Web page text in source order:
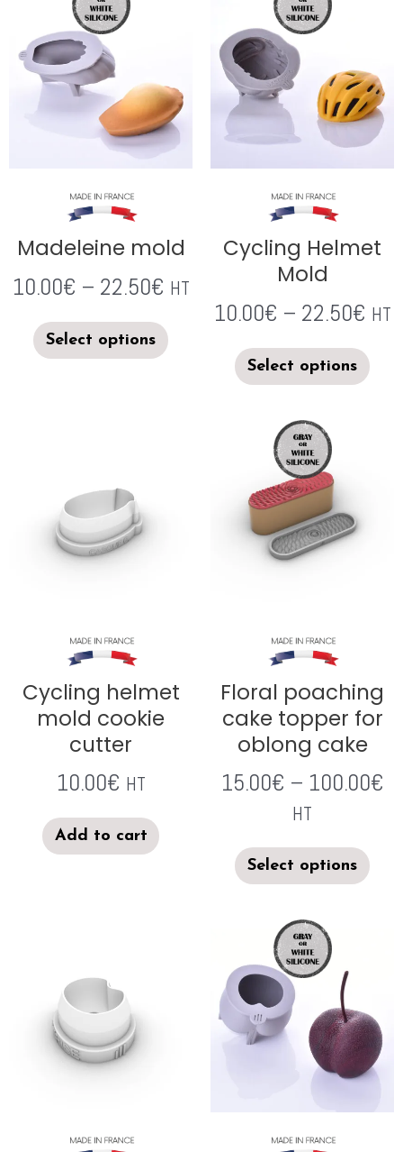
Madeleine mold
10.00€ – 22.50€ HT
Select options
Cycling Helmet
Mold
10.00€ – 22.50€ HT
Select options
Cycling helmet
mold cookie
cutter
10.00€ HT
Add to cart
Floral poaching
cake topper for
oblong cake
15.00€ – 100.00€
HT
Select options